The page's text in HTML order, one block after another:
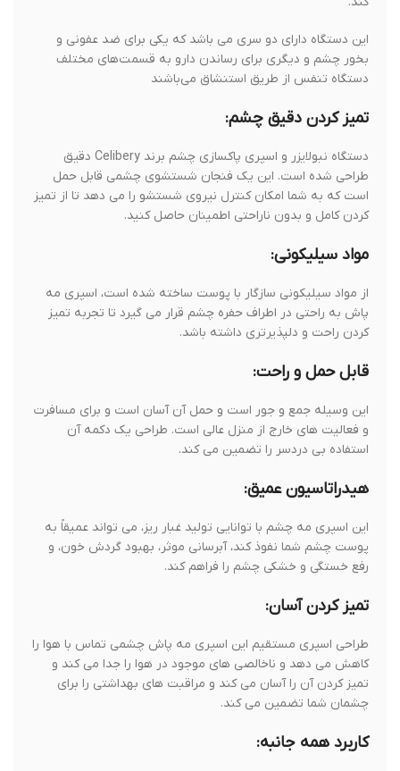
این دستگاه دارای دو سری می باشد که یکی برای ضد عفونی و
بخور چشم و دیگری برای رساندن دارو به قسمت‌های مختلف
دستگاه تنفس از طریق استنشاق می‌باشند
تمیز کردن دقیق چشم:
دستگاه نبولایزر و اسپری پاکسازی چشم برند Celibery دقیق
طراحی شده است. این یک فنجان شستشوی چشمی قابل حمل
است که به شما امکان کنترل نیروی شستشو را می دهد تا از تمیز
کردن کامل و بدون ناراحتی اطمینان حاصل کنید.
مواد سیلیکونی:
از مواد سیلیکونی سازگار با پوست ساخته شده است، اسپری مه
پاش به راحتی در اطراف حفره چشم قرار می گیرد تا تجربه تمیز
کردن راحت و دلپذیرتری داشته باشد.
قابل حمل و راحت:
این وسیله جمع و جور است و حمل آن آسان است و برای مسافرت
و فعالیت های خارج از منزل عالی است. طراحی یک دکمه آن
استفاده بی دردسر را تضمین می کند.
هیدراتاسیون عمیق:
این اسپری مه چشم با توانایی تولید غبار ریز، می تواند عمیقاً به
پوست چشم شما نفوذ کند، آبرسانی موثر، بهبود گردش خون، و
رفع خستگی و خشکی چشم را فراهم کند.
تمیز کردن آسان:
طراحی اسپری مستقیم این اسپری مه پاش چشمی تماس با هوا را
کاهش می دهد و ناخالصی های موجود در هوا را جدا می کند و
تمیز کردن آن را آسان می کند و مراقبت های بهداشتی را برای
چشمان شما تضمین می کند.
کاربرد همه جانبه: